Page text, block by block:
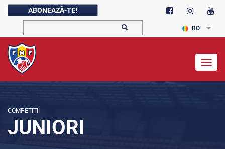
ABONEAZĂ-TE!
RO
COMPETIȚII
JUNIORI